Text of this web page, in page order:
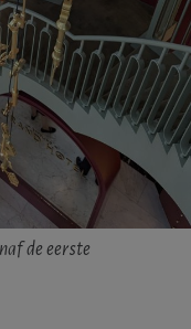
de eerste